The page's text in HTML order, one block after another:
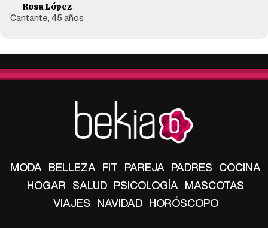
Rosa López
Cantante, 45 años
MODA BELLEZA FIT PAREJA PADRES COCINA
HOGAR SALUD PSICOLOGÍA MASCOTAS
VIAJES NAVIDAD HORÓSCOPO